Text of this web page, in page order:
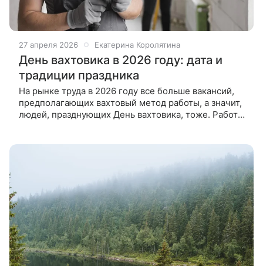
27 апреля 2026 Екатерина Королятина
День вахтовика в 2026 году: дата и
традиции праздника
На рынке труда в 2026 году все больше вакансий,
предполагающих вахтовый метод работы, а значит,
людей, празднующих День вахтовика, тоже. Работа